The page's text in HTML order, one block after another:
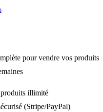
pour vendre vos produits
illimité
(Stripe/PayPal)